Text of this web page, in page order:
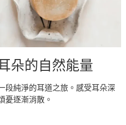
朵的自然能量
段純淨的耳道之旅。感受耳朵深
憂逐漸消散。